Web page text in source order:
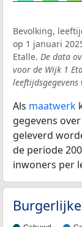
Bevolking,
op 1 januari
Etalle. De data
voor de Wijk 1
leeftijdsgegevens
Als maatwerk
gegevens
geleverd
de periode
inwoners per